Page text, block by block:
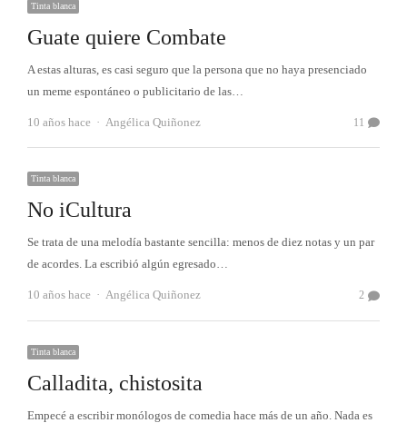
Tinta blanca
Guate quiere Combate
A estas alturas, es casi seguro que la persona que no haya presenciado
un meme espontáneo o publicitario de las…
10 años hace Autor
Angélica Quiñonez 11
Tinta blanca
No iCultura
Se trata de una melodía bastante sencilla: menos de diez notas y un par
de acordes. La escribió algún egresado…
10 años hace Autor
Angélica Quiñonez 2
Tinta blanca
Calladita, chistosita
Empecé a escribir monólogos de comedia hace más de un año. Nada es